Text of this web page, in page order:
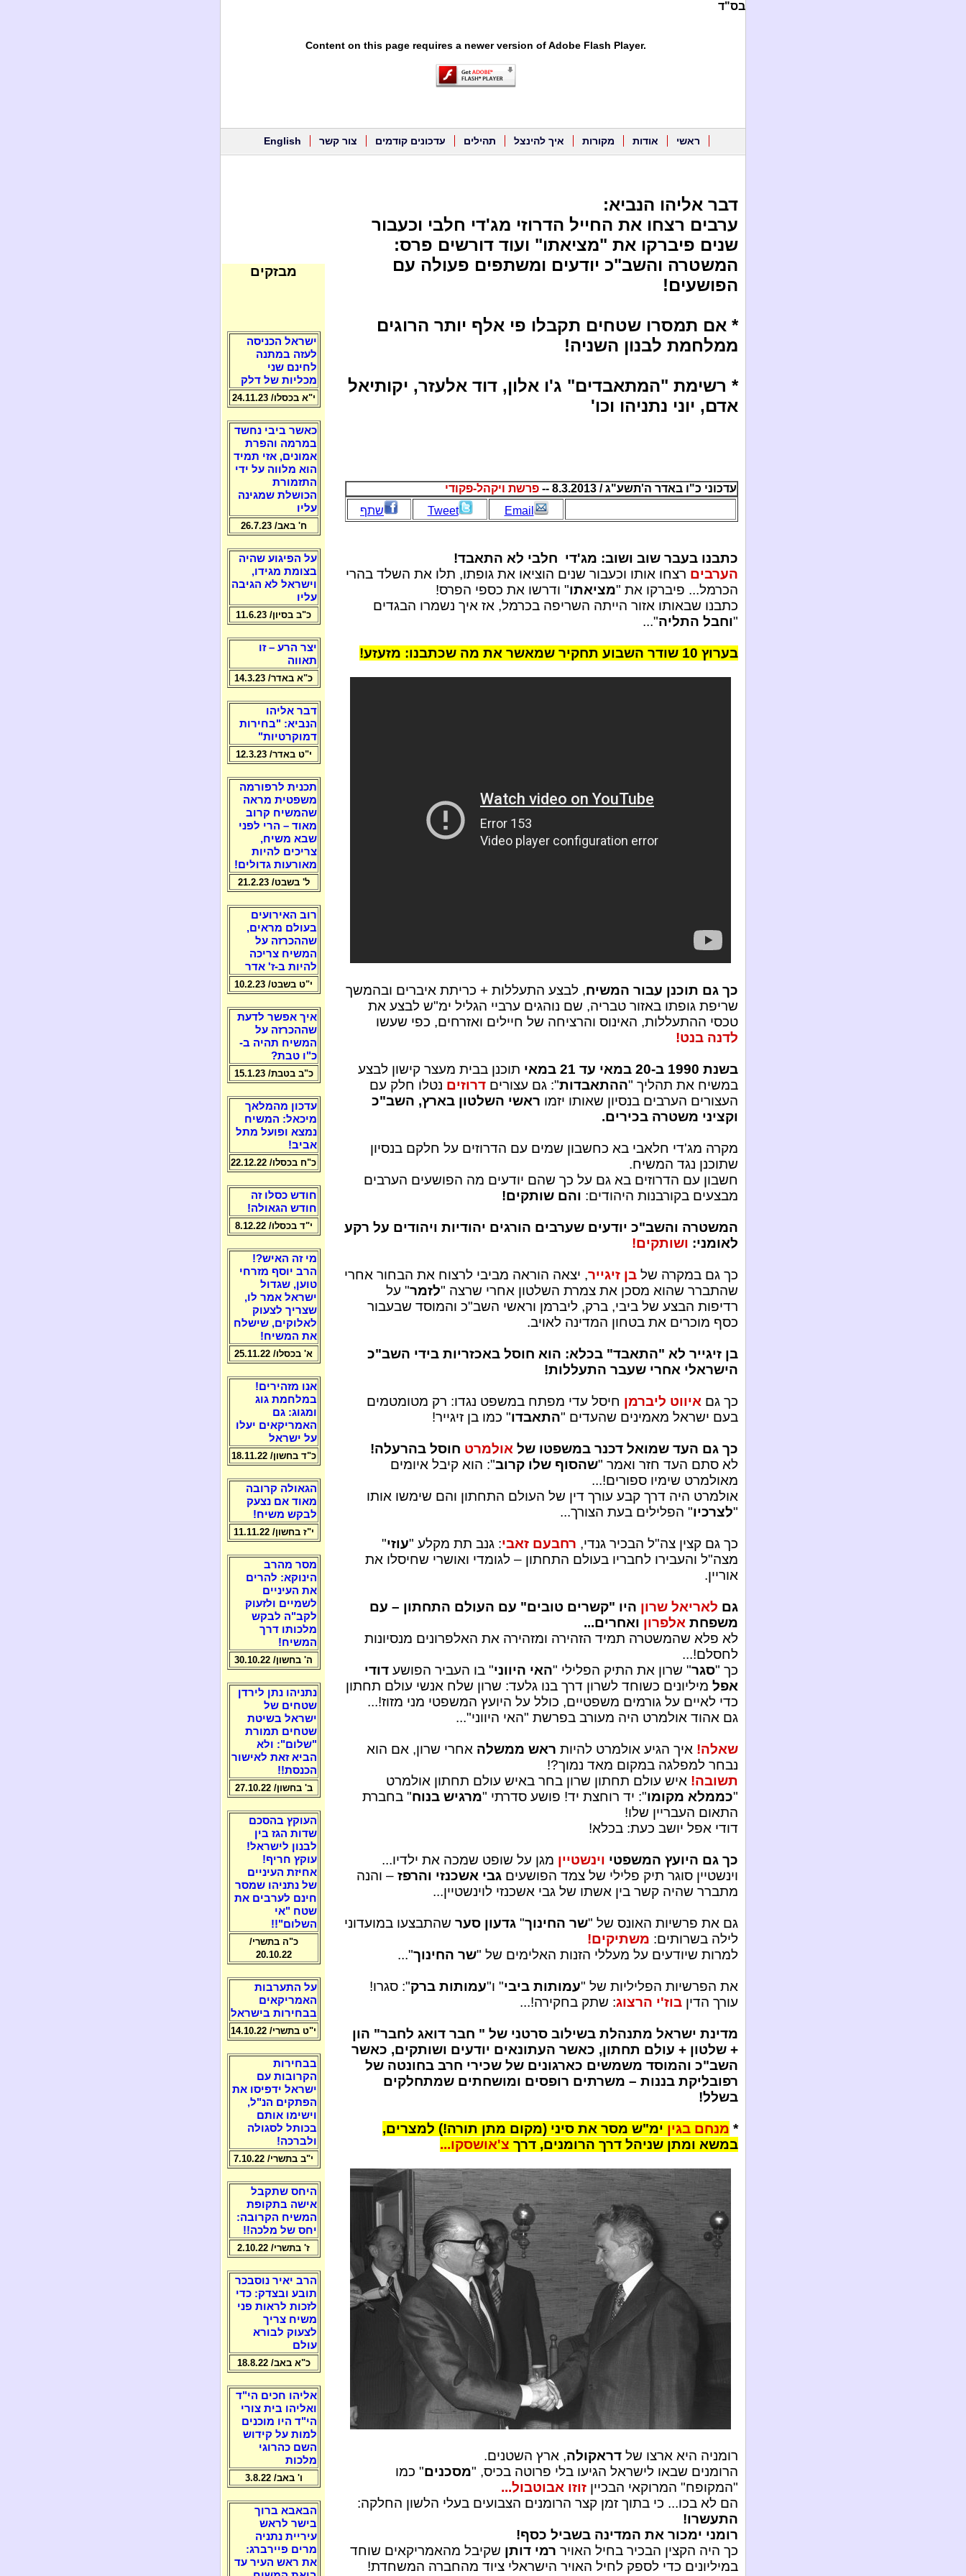
בס"ד
Content on this page requires a newer version of Adobe Flash Player.
ראשי אודות מקורות איך להינצל תהילים עדכונים קודמים צור קשר English
דבר אליהו הנביא:
ערבים רצחו את החייל הדרוזי מג'די חלבי וכעבור
שנים פיברקו את "מציאתו" ועוד דורשים פרס:
המשטרה והשב"כ יודעים ומשתפים פעולה עם
הפושעים!
* אם תמסרו שטחים תקבלו פי אלף יותר הרוגים
ממלחמת לבנון השניה!
* רשימת "המתאבדים" ג'ו אלון, דוד אלעזר, יקותיאל
אדם, יוני נתניהו וכו'
עדכוני כ"ו באדר ה'תשע"ג / 8.3.2013 --
פרשת ויקהל-פקודי
Email
Tweet שתף
כתבנו בעבר שוב ושוב: מג'די חלבי לא התאבד!
הערבים רצחו אותו וכעבור שנים הוציאו את גופתו, תלו את השלד בהרי
הכרמל... פיברקו את "מציאתו" ודרשו את כספי הפרס!
כתבנו שבאותו אזור הייתה השריפה בכרמל, אז איך נשמרו הבגדים
"וחבל התליה"...
בערוץ 10 שודר השבוע תחקיר שמאשר את מה שכתבנו: מזעזע!
כך גם תוכנן עבור המשיח, לבצע התעללות + כריתת איברים ובהמשך
שריפת גופתו באזור טבריה, שם נוהגים ערביי הגליל ימ"ש לבצע את
טכסי ההתעללות, האינוס והרציחה של חיילים ואזרחים, כפי שעשו
לדנה בנט!
בשנת 1990 ב-20 במאי עד 21 במאי
תוכנן בבית מעצר קישון לבצע
במשיח את תהליך "ההתאבדות": גם עצורים דרוזים נטלו חלק עם
העצורים הערבים בנסיון שאותו יזמו ראשי השלטון בארץ, השב"כ
וקציני משטרה בכירים.
מקרה מג'די חלאבי בא כחשבון שמים עם הדרוזים על חלקם בנסיון
שתוכנן נגד המשיח.
חשבון עם הדרוזים בא גם על כך שהם יודעים מה הפושעים הערבים
מבצעים בקורבנות היהודים: והם שותקים!
המשטרה והשב"כ יודעים שערבים הורגים יהודיות ויהודים על רקע
לאומני: ושותקים!
כך גם במקרה של בן זיגייר, יצאה הוראה מביבי לרצוח את הבחור אחרי
שהתברר שהוא מסכן את צמרת השלטון אחרי שרצה "לזמר" על
רדיפות הבצע של ביבי, ברק, ליברמן וראשי השב"כ והמוסד שבעבור
כסף מוכרים את בטחון המדינה לאויב.
בן זיגייר לא "התאבד" בכלא: הוא חוסל באכזריות בידי השב"כ
הישראלי אחרי שעבר התעללות!
כך גם איווט ליברמן חיסל עדי מפתח במשפט נגדו: רק מטומטמים
בעם ישראל מאמינים שהעדים "התאבדו" כמו בן זיגייר!
כך גם העד שמואל דכנר במשפטו של אולמרט חוסל בהרעלה!
לא סתם העד חזר ואמר "שהסוף שלו קרוב": הוא קיבל איומים
מאולמרט שימיו ספורים!...
אולמרט היה דרך קבע עורך דין של העולם התחתון והם שימשו אותו
"לצרכיו" הפלילים בעת הצורך...
כך גם קצין צה"ל הבכיר גנדי, רחבעם זאבי: גנב תת מקלע "עוזי"
מצה"ל והעבירו לחבריו בעולם התחתון – לגומדי ואושרי שחיסלו את
אוריין.
גם לאריאל שרון היו "קשרים טובים" עם העולם התחתון – עם
משפחת אלפרון ואחרים...
לא פלא שהמשטרה תמיד הזהירה ומזהירה את האלפרונים מנסיונות
לחסלם!...
כך "סגר" שרון את התיק הפלילי "האי היווני" בו העביר הפושע דודי
אפל מיליונים כשוחד לשרון דרך בנו גלעד: שרון שלח אנשי עולם תחתון
כדי לאיים על גורמים משפטיים, כולל על היועץ המשפטי מני מזוז!...
גם אהוד אולמרט היה מעורב בפרשת "האי היווני"...
שאלה! איך הגיע אולמרט להיות ראש ממשלה אחרי שרון, אם הוא
נבחר למפלגה במקום מאד נמוך?!
תשובה! איש עולם תחתון שרון בחר באיש עולם תחתון אולמרט
"כממלא מקומו": יד רוחצת יד! פושע סדרתי "מרגיש בנוח" בחברת
התאום העבריין שלו!
דודי אפל יושב כעת: בכלא!
כך גם היועץ המשפטי וינשטיין מגן על שופט שמכה את ילדיו...
וינשטיין סוגר תיק פלילי של צמד הפושעים גבי אשכנזי והרפז – והנה
מתברר שהיה קשר בין אשתו של גבי אשכנזי לוינשטיין...
גם את פרשיות האונס של "שר החינוך" גדעון סער שהתבצעו במועדוני
לילה בשרותים: משתיקים!
למרות שיודעים על מעללי הזנות האלימים של "שר החינוך"...
את הפרשיות הפליליות של "עמותות ביבי" ו"עמותות ברק": סגרו!
עורך הדין בוז'י הרצוג: שתק בחקירה!...
מדינת ישראל מתנהלת בשילוב סרטני של " חבר דואג לחבר" הון
+ שלטון + עולם תחתון, כאשר העתונאים יודעים ושותקים, כאשר
השב"כ והמוסד משמשים כארגונים של שכירי חרב בחונטה של
רפובליקת בננות – משרתים רופסים ומושחתים שמתחלקים
בשלל!
* מנחם בגין ימ"ש מסר את סיני (מקום מתן תורה!) למצרים,
במשא ומתן שניהל דרך הרומנים, דרך צ'אושסקו...
רומניה היא ארצו של דראקולה, ארץ השטנים.
הרומנים שבאו לישראל הגיעו בלי פרוטה בכיס, "מסכנים" כמו
"המקופח" המרוקאי הבכיין זוזו אבוטבול...
הם לא בכו... כי בתוך זמן קצר הרומנים הצבועים בעלי הלשון החלקה:
התעשרו!
רומני ימכור את המדינה בשביל כסף!
כך היה הקצין הבכיר בחיל האויר רמי דותן שקיבל מהאמריקאים שוחד
במיליונים כדי לספק לחיל האויר הישראלי ציוד מהחברה המשחדת!
מבזקים
ישראל הכניסה
לעזה במתנה
לחינם שני
מכליות של דלק
י"א בכסלו/ 24.11.23
כאשר ביבי נחשד
במרמה והפרת
אמונים, אזי תמיד
הוא מלווה על ידי
התזמורת
הכושלת שמגינה
עליו
ח' באב/ 26.7.23
על הפיגוע שהיה
בצומת מגידו,
וישראל לא הגיבה
עליו
כ"ב בסיון/ 11.6.23
יצר הרע – זו
תאווה
כ"א באדר/ 14.3.23
דבר אליהו
הנביא: "בחירות
דמוקרטיות"
י"ט באדר/ 12.3.23
תכנית לרפורמה
משפטית מראה
שהמשיח קרוב
מאוד – הרי לפני
שבא משיח,
צריכים להיות
מאורעות גדולים!
ל' בשבט/ 21.2.23
רוב האירועים
בעולם מראים,
שההכרזה על
המשיח צריכה
להיות ב-ז' אדר
י"ט בשבט/ 10.2.23
איך אפשר לדעת
שההכרזה על
המשיח תהיה ב-
כ"ו טבת?
כ"ב בטבת/ 15.1.23
עדכון מהמלאך
מיכאל: המשיח
נמצא ופועל מתל
אביב!
כ"ח בכסלו/ 22.12.22
חודש כסלו זה
חודש הגאולה!
י"ד בכסלו/ 8.12.22
מי זה האיש?!
הרב יוסף מזרחי
טוען, שגדול
ישראל אמר לו,
שצריך לצעוק
לאלוקים, שישלח
את המשיח!
א' בכסלו/ 25.11.22
אנו מזהירים!
במלחמת גוג
ומגוג: גם
האמריקאים יעלו
על ישראל
כ"ד בחשון/ 18.11.22
הגאולה קרובה
מאוד אם נצעק
לבקש משיח!
י"ז בחשון/ 11.11.22
מסר מהרב
הינוקא: להרים
את העיניים
לשמיים ולזעוק
לקב"ה לבקש
מלכותו דרך
המשיח!
ה' בחשון/ 30.10.22
נתניהו נתן לירדן
שטחים של
ישראל בשיטת
שטחים תמורת
"שלום": ולא
הביא זאת לאישור
הכנסת!!
ב' בחשון/ 27.10.22
העוקץ בהסכם
שדות הגז בין
לבנון לישראל!
עוקץ חריף!
אחיזת העיניים
של נתניהו שמסר
חינם לערבים את
שטח "אי
השלום"!!
כ"ה בתשרי/
20.10.22
על התערבות
האמריקאים
בבחירות בישראל
י"ט בתשרי/ 14.10.22
בבחירות
הקרובות עם
ישראל ידפיסו את
הפתקים הנ"ל,
וישימו אותם
בכותל לסגולה
ולברכה!
י"ב בתשרי/ 7.10.22
היחס שתקבל
אישה בתקופת
המשיח הקרובה:
יחס של מלכה!!
ז' בתשרי/ 2.10.22
הרב יאיר נוסבכר
תובע ובצדק: כדי
לזכות לראות פני
משיח צריך
לצעוק לבורא
עולם
כ"א באב/ 18.8.22
אליהו חכים הי"ד
ואליהו בית צורי
הי"ד היו מוכנים
למות על קידוש
השם כהרוגי
מלכות
ו' באב/ 3.8.22
הבאבא ברוך
בישר לראש
עיריית נתניה
מרים פיירברג:
את ראש העיר עד